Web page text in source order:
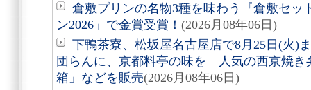
倉敷プリンの名物3種を味わう『倉敷セッ
ン2026」で金賞受賞！ (2026月08年06日)
下鴨茶寮、松坂屋名古屋店で8月25日(火)
団らんに、京都料亭の味を 人気の西京焼き
箱」などを販売(2026月08年06日)